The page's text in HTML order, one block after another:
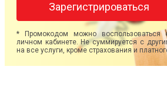
Зарегистрироваться
* Промокодом можно воспользоваться
личном кабинете. Не суммируется с
на все услуги, кроме страхования и